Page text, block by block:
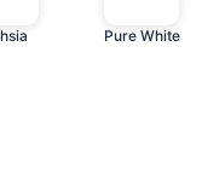
Pure White